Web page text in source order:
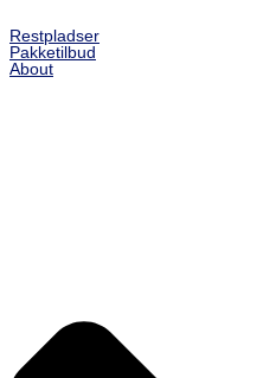
Restpladser
Pakketilbud
About